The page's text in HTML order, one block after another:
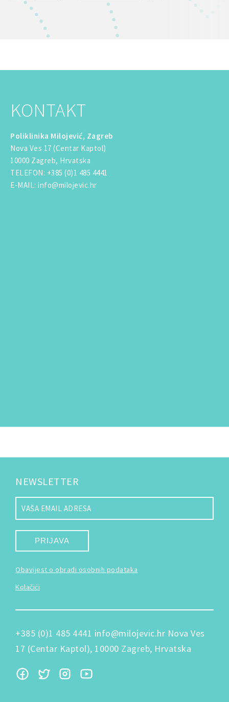
KONTAKT
Poliklinika Milojević, Zagreb
Nova Ves 17 (Centar Kaptol)
10000 Zagreb, Hrvatska
TELEFON: +385 (0)1 485 4441
E-MAIL: info@milojevic.hr
NEWSLETTER
PRIJAVA
Obavijest o obradi osobnih podataka
Kolačići
+385 (0)1 485 4441 info@milojevic.hr Nova Ves
17 (Centar Kaptol), 10000 Zagreb, Hrvatska